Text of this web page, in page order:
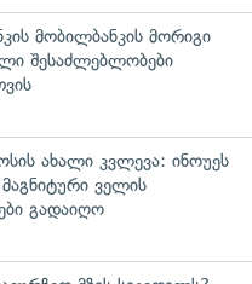
მობილბანკის მორიგი
შესაძლებლობები
ახალი კვლევა: ინოუეს
ველის
გადაიღო